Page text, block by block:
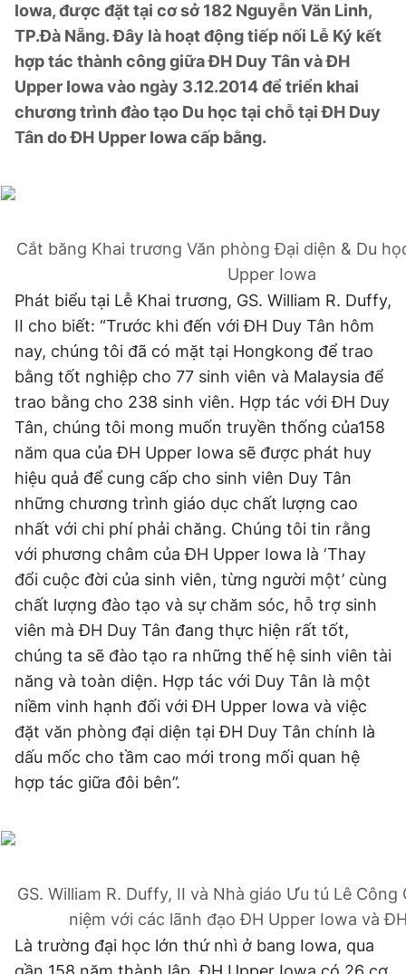
Theo dõi báo trên
Hotline
0906 645 777
Liên hệ quảng cáo
0908 780 404
Đặt báo Quảng cáo RSS Tòa soạn
Tổng thư ký tòa soạn: Đức Trung
Giấy phép xuất bản số 110/GP - BTTTT cấp ngày 24.3.2020
© 2003-2026 Bản quyền thuộc về Báo Thanh Niên. Cấm sao
chép dưới mọi hình thức nếu không có sự chấp thuận bằng văn
bản. Phát triển bởi ePi Technologies, JSC.
Iowa, được đặt tại cơ sở 182 Nguyễn Văn Linh,
TP.Đà Nẵng. Đây là hoạt động tiếp nối Lễ Ký kết
hợp tác thành công giữa ĐH Duy Tân và ĐH
Upper Iowa vào ngày 3.12.2014 để triển khai
chương trình đào tạo Du học tại chỗ tại ĐH Duy
Tân do ĐH Upper Iowa cấp bằng.
Cắt băng Khai trương Văn phòng Đại diện & Du
Upper Iowa
Phát biểu tại Lễ Khai trương, GS. William R. Duffy,
II cho biết: “Trước khi đến với ĐH Duy Tân hôm
nay, chúng tôi đã có mặt tại Hongkong để trao
bằng tốt nghiệp cho 77 sinh viên và Malaysia để
trao bằng cho 238 sinh viên. Hợp tác với ĐH Duy
Tân, chúng tôi mong muốn truyền thống của158
năm qua của ĐH Upper Iowa sẽ được phát huy
hiệu quả để cung cấp cho sinh viên Duy Tân
những chương trình giáo dục chất lượng cao
nhất với chi phí phải chăng. Chúng tôi tin rằng
với phương châm của ĐH Upper Iowa là ‘Thay
đổi cuộc đời của sinh viên, từng người một’ cùng
chất lượng đào tạo và sự chăm sóc, hỗ trợ sinh
viên mà ĐH Duy Tân đang thực hiện rất tốt,
chúng ta sẽ đào tạo ra những thế hệ sinh viên tài
năng và toàn diện. Hợp tác với Duy Tân là một
niềm vinh hạnh đối với ĐH Upper Iowa và việc
đặt văn phòng đại diện tại ĐH Duy Tân chính là
dấu mốc cho tầm cao mới trong mối quan hệ
hợp tác giữa đôi bên”.
GS. William R. Duffy, II và Nhà giáo Ưu tú Lê Công
niệm với các lãnh đạo ĐH Upper Iowa và
Là trường đại học lớn thứ nhì ở bang Iowa, qua